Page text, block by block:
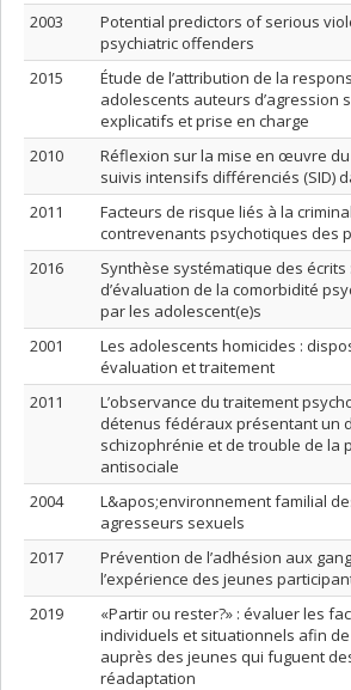
2003
Potential predictors of serious
psychiatric offenders
2015
Étude de l’attribution de la
adolescents auteurs d’agression
explicatifs et prise en charge
2010
Réflexion sur la mise en œuvre
suivis intensifs différenciés (SID)
2011
Facteurs de risque liés à la
contrevenants psychotiques des
2016
Synthèse systématique des écrits
d’évaluation de la comorbidité
par les adolescent(e)s
2001
Les adolescents homicides :
évaluation et traitement
2011
L’observance du traitement
détenus fédéraux présentant un
schizophrénie et de trouble de la
antisociale
2004
L&apos;environnement familial
agresseurs sexuels
2017
Prévention de l’adhésion aux
l’expérience des jeunes
2019
«Partir ou rester?» : évaluer les
individuels et situationnels afin
auprès des jeunes qui fuguent
réadaptation